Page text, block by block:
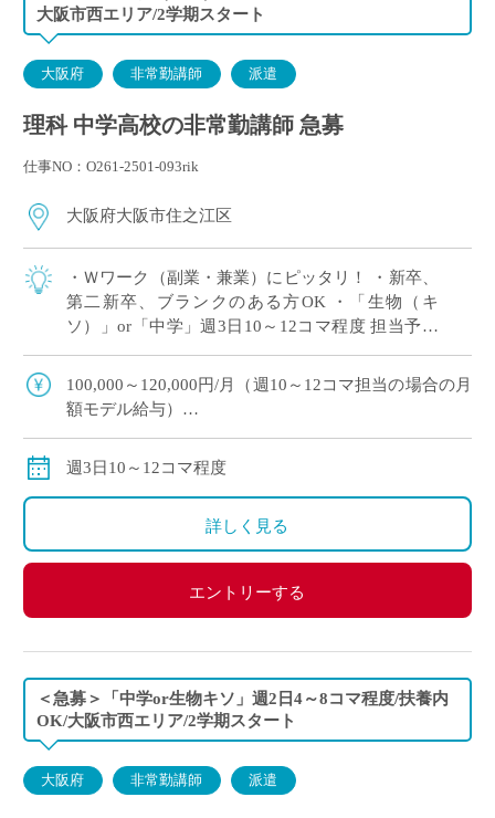
大阪市西エリア/2学期スタート
大阪府 非常勤講師 派遣
理科 中学高校の非常勤講師 急募
仕事NO：O261-2501-093rik
大阪府大阪市住之江区
・Ｗワーク（副業・兼業）にピッタリ！ ・新卒、
第二新卒、ブランクのある方OK ・「生物（キ
ソ）」or「中学」週3日10～12コマ程度 担当予定
ら、調整OK！ ※扶養内希望の相談 […]
100,000～120,000円/月（週10～12コマ担当の場合の月
額モデル給与）
※ご勤務スタート時期によって、初月の給与は日割計
週3日10～12コマ程度
詳しく見る
エントリーする
＜急募＞「中学or生物キソ」週2日4～8コマ程度/扶養内
OK/大阪市西エリア/2学期スタート
大阪府 非常勤講師 派遣